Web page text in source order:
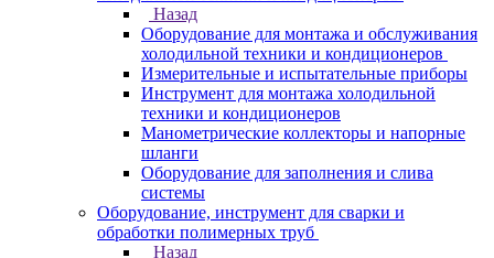
Назад
Оборудование для монтажа и обслуживания
холодильной техники и кондиционеров
Измерительные и испытательные приборы
Инструмент для монтажа холодильной
техники и кондиционеров
Манометрические коллекторы и напорные
шланги
Оборудование для заполнения и слива
системы
Оборудование, инструмент для сварки и
обработки полимерных труб
Назад